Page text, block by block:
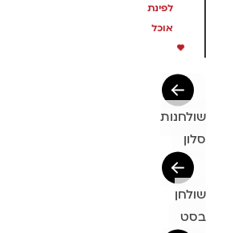
לפינת
אוכל
שולחנות
סלון
שולחן
בסט